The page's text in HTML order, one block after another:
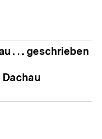
. . . geschrieben